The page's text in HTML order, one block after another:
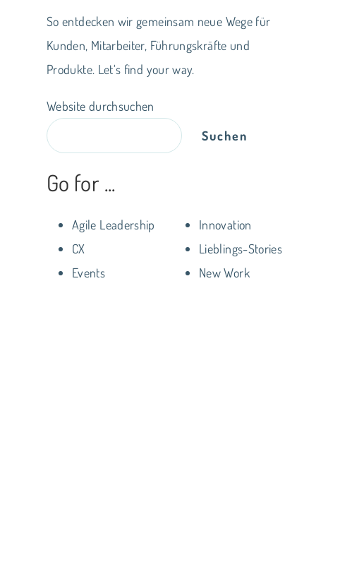
So entdecken wir gemeinsam neue Wege für
Kunden, Mitarbeiter, Führungskräfte und
Produkte. Let‘s find your way.
Website durchsuchen
Suchen
Go for ...
Agile Leadership
CX
Events
Innovation
Lieblings-Stories
New Work